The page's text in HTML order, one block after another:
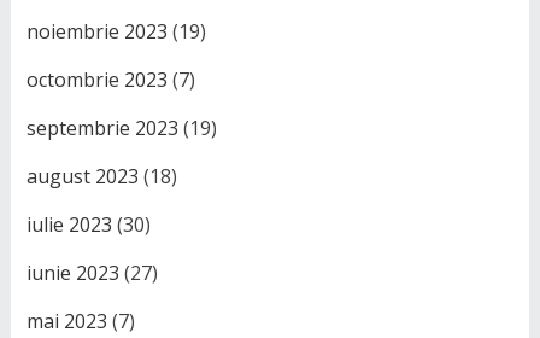
noiembrie 2023 (19)
octombrie 2023 (7)
septembrie 2023 (19)
august 2023 (18)
iulie 2023 (30)
iunie 2023 (27)
mai 2023 (7)